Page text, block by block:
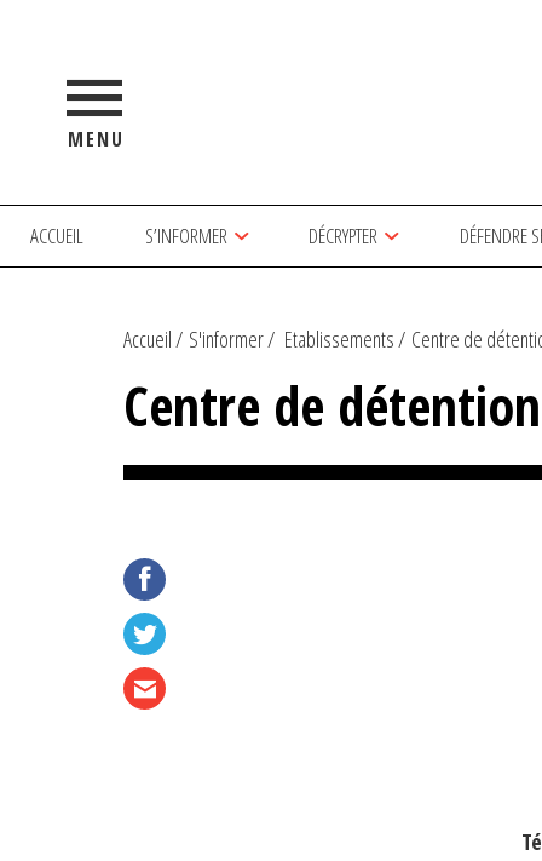
MENU
ACCUEIL S’INFORMER DÉCRYPTER DÉFENDRE
Accueil S'informer Etablissements Centre de
Centre de